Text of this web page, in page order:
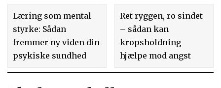
Læring som mental
styrke: Sådan
fremmer ny viden din
psykiske sundhed
Ret ryggen, ro sindet
– sådan kan
kropsholdning
hjælpe mod angst